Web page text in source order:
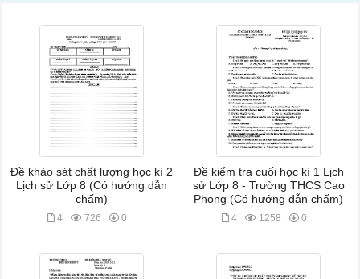
Đề khảo sát chất lượng học kì 2
Lịch sử Lớp 8 (Có hướng dẫn
chấm)
4 726 0
Đề kiểm tra cuối học kì 1 Lịch
sử Lớp 8 - Trường THCS Cao
Phong (Có hướng dẫn chấm)
4 1258 0